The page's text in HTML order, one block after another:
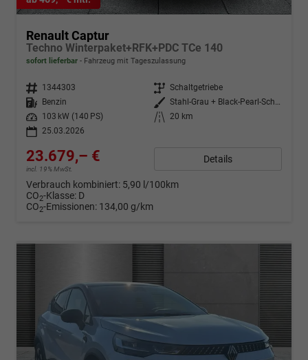
Renault Captur
Techno Winterpaket+RFK+PDC TCe 140
sofort lieferbar Fahrzeug mit Tageszulassung
Fahrzeugnr. 1344303 Getriebe Schaltgetriebe
Kraftstoff
Benzin Außenfarbe
Stahl-Grau + Black-Pearl-Schwarz
Leistung
103 kW (140 PS) Kilometerstand
20 km
25.03.2026
23.679,– €
incl. 19% MwSt.
Details
Verbrauch kombiniert: 5,90 l/100km
CO2-Klasse: D
CO2-Emissionen: 134,00 g/km